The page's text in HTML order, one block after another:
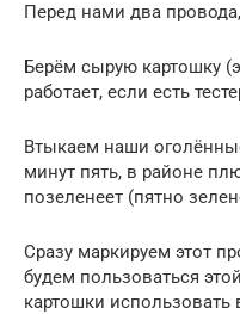
Перед нами два
Берём сырую картошку
работает, если есть
Втыкаем наши
минут пять, в районе
позеленеет (пятно
Сразу маркируем этот
будем пользоваться
картошки использовать